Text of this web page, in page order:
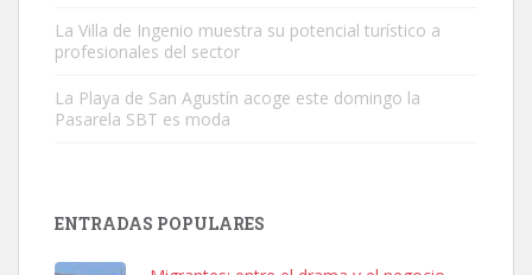
Leales.org » Gran Canaria
La Villa de Ingenio muestra su potencial turístico a
profesionales del sector
La Playa de San Agustín acoge este domingo la
Pasarela SBT es moda
ENTRADAS POPULARES